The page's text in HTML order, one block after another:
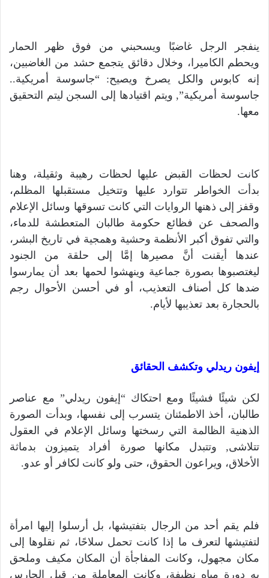
ينفجر الرجل غاضبًا ويسحبني من فوق ظهر الحمار
ويحطم الكاميرا، وخلال دقائق يتجمع حشد من الغاضبين،
إنه كابوس والكل يصرخ ويصيح: “جاسوسة أمريكية..
جاسوسة أمريكية”, ويتم اقتيادها إلى السجن ليتم التحقيق
معها.
كانت لحظات القبض عليها لحظات رهيبة وثقيلة، وهنا
بدأت الخواطر تتوارد عليها وتتخيل مستقبلها المظلم،
وقفز إلى ذهنها الروايات التي كانت تسوقها وسائل الإعلام
والصحف عن فظائع حكومة طالبان المتعطشة للدماء،
والتي تفوق أكبر الأنظمة وحشية وهمجية في تاريخ البشر،
عندها أيقنت أنَّ مصيرها إمَّا إلى حلقة من الجنود
ليغتصبوها بصورة جماعية وينهشوا لحمها بعد أن يمارسوا
ضدها كل أصناف التعذيب، أو في أحسن الأحوال رجم
بالحجارة بعد تعذيبها لأيام.
إيفون ريدلي وتكشف الحقائق
لكن شيئًا فشيئًا ومع احتكاك “إيفون ريدلي” مع عناصر
طالبان، أخذ الاطمئنان يتسرب إلى نفسها، وبدأت الصورة
الذهنية الظالمة التي رسختها وسائل الإعلام في العقول
تتلاشى, وتتبدل مكانها صورة أفراد يتميزون بدماثة
الأخلاق، ويراعون الحقوق، حتى ولو كانت لكافر أو عدو.
فلم يقم أحد من الرجال بتفتيشها، بل أرسلوا إليها امرأة
لتفتيشها لتعرف ما إذا كانت تحمل سلاحًا، ثم نقلوها إلى
مكان مجهول، وكانت المفاجأة أن المكان مكيف وملحق
به دورة مياه نظيفة، وكانت المعاملة من قبل الحارس